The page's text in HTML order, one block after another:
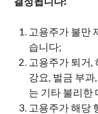
택
사
항)
중
재
니다. 이는 양 당
해 보다 신속하
결할 수 있는 기
중재가 실패하
는 경우, 불만
고용주가 불만
습니다;
고용주가 퇴거,
강요, 벌금 부
는 기타 불리한
고용주가 해당